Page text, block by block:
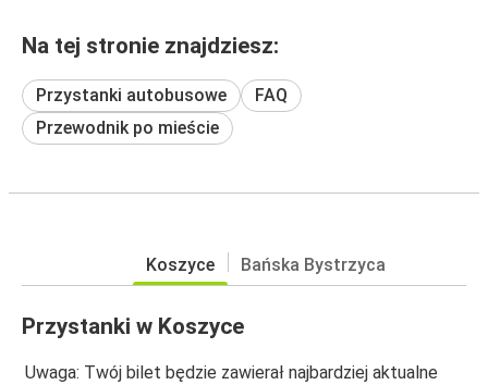
Na tej stronie znajdziesz:
Przystanki autobusowe
FAQ
Przewodnik po mieście
Koszyce Bańska Bystrzycа
Przystanki w Koszyce
Uwaga: Twój bilet będzie zawierał najbardziej aktualne